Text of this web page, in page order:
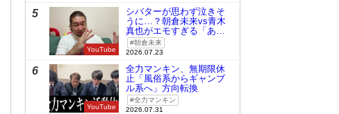
5
YouTube
シバターが思わず泣きそ
うに…？朝倉未来vs青木
真也がエモすぎる「あの
時の桜庭和志は今の青木
真也」
朝倉未来
2026.07.23
6
YouTube
全力マンキン、無期限休
止「風俗系からギャンブ
ル系へ」方向転換
全力マンキン
2026.07.31